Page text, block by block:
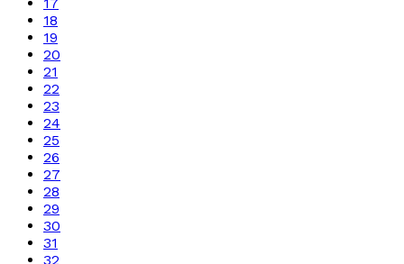
18
19
20
21
22
23
24
25
26
27
28
29
30
31
32